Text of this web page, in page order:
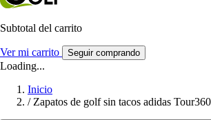
Subtotal del carrito
Ver mi carrito Seguir comprando
Loading...
Inicio
/ Zapatos de golf sin tacos adidas